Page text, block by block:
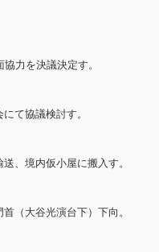
力を決議決定す。
て協議検討す。
、境内仮小屋に搬入す。
大谷光演台下）下向。